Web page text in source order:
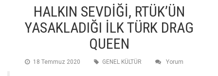
HALKIN SEVDİĞİ, RTÜK’ÜN
YASAKLADIĞI İLK TÜRK DRAG
QUEEN
18 Temmuz 2020 GENEL KÜLTÜR Yorum